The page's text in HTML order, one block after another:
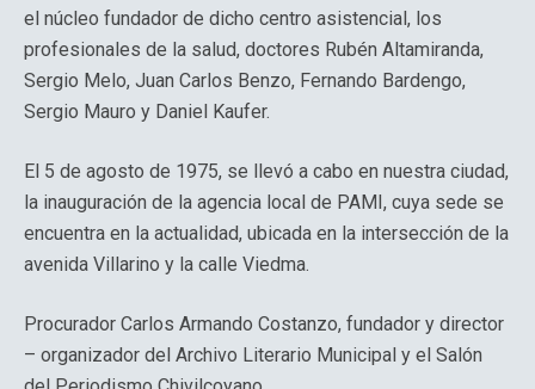
el núcleo fundador de dicho centro asistencial, los
profesionales de la salud, doctores Rubén Altamiranda,
Sergio Melo, Juan Carlos Benzo, Fernando Bardengo,
Sergio Mauro y Daniel Kaufer.
El 5 de agosto de 1975, se llevó a cabo en nuestra ciudad,
la inauguración de la agencia local de PAMI, cuya sede se
encuentra en la actualidad, ubicada en la intersección de la
avenida Villarino y la calle Viedma.
Procurador Carlos Armando Costanzo, fundador y director
– organizador del Archivo Literario Municipal y el Salón